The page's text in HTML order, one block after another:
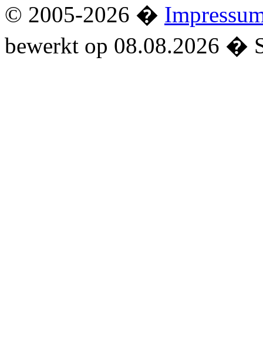
© 2005-2026 �
bewerkt op 08.08.2026 �